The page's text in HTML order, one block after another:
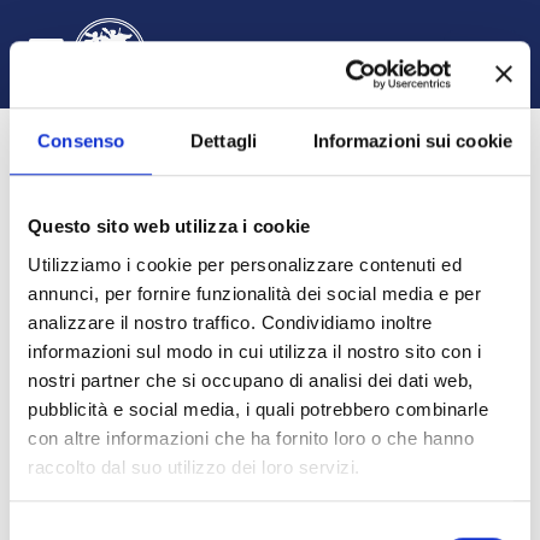
Consenso Dettagli Informazioni sui cookie
Questo sito web utilizza i cookie
Utilizziamo i cookie per personalizzare contenuti ed
annunci, per fornire funzionalità dei social media e per
analizzare il nostro traffico. Condividiamo inoltre
informazioni sul modo in cui utilizza il nostro sito con i
nostri partner che si occupano di analisi dei dati web,
pubblicità e social media, i quali potrebbero combinarle
con altre informazioni che ha fornito loro o che hanno
raccolto dal suo utilizzo dei loro servizi.
Attiva/disattiva input di ricerca
Filosofia del diritto I A - L
HOME CORSI DIPARTIMENTO DI GIURISPRUDENZA, ECONOMIA E SOCIOLOGIA GIURISPRUDENZA A.A. 2022 - 2023 FILOSOFIA DEL DIRITTO I AL INTRODUZIONE